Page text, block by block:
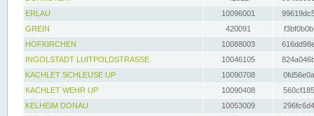
ERLAU
10096001
GREIN
420091
HOFKIRCHEN
10088003
INGOLSTADT LUITPOLDSTRASSE
10046105
KACHLET SCHLEUSE UP
10090708
KACHLET WEHR UP
10090408
KELHEIM DONAU
10053009